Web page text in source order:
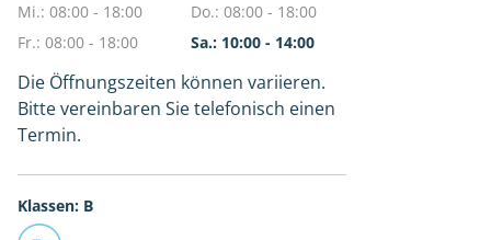
Mi.: 08:00 - 18:00
Do.: 08:00 - 18:00
Fr.: 08:00 - 18:00
Sa.: 10:00 - 14:00
Die Öffnungszeiten können variieren.
Bitte vereinbaren Sie telefonisch einen
Termin.
Klassen: B